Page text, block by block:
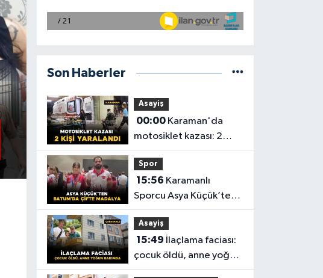
Son Haberler
Asayiş
00:00Karaman'da
motosiklet kazası: 2
yaralı
Spor
15:56
Sporcu Asya Küçük’ten
Batum’da Çifte Madalya
Asayiş
15:49
çocuk öldü, anne yoğun
bakımda